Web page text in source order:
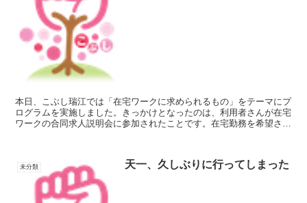
本日、こぶし瑞江では「在宅ワークに求められるもの」をテーマにプ
ログラムを実施しました。きっかけとなったのは、利用者さんが在宅
ワークの合同求人説明会に参加されたことです。在宅勤務を希望され
未分類 天一、久しぶりに行ってしまった